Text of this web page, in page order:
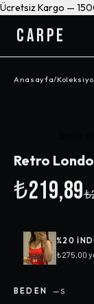
Ücretsiz Kargo —
CARPE
Anasayfa/
Retro
₺219,89
%20
₺275,00
BEDEN —S